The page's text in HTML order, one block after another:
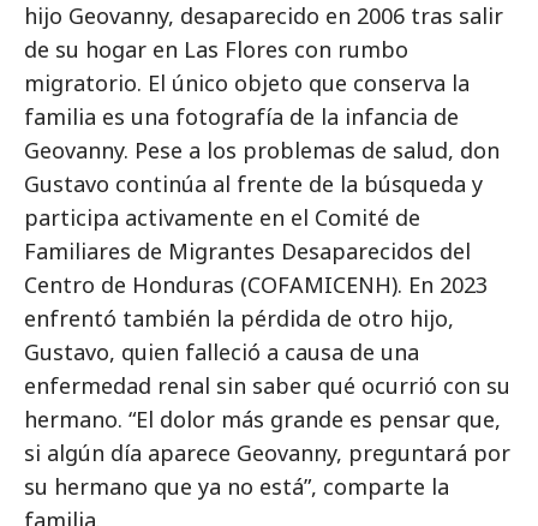
hijo Geovanny, desaparecido en 2006 tras salir
de su hogar en Las Flores con rumbo
migratorio. El único objeto que conserva la
familia es una fotografía de la infancia de
Geovanny. Pese a los problemas de salud, don
Gustavo continúa al frente de la búsqueda y
participa activamente en el Comité de
Familiares de Migrantes Desaparecidos del
Centro de Honduras (COFAMICENH). En 2023
enfrentó también la pérdida de otro hijo,
Gustavo, quien falleció a causa de una
enfermedad renal sin saber qué ocurrió con su
hermano. “El dolor más grande es pensar que,
si algún día aparece Geovanny, preguntará por
su hermano que ya no está”, comparte la
familia.